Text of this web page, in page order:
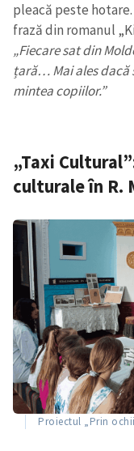
pleacă peste
frază din romanul
„Fiecare sat din
țară… Mai ales dacă
mintea copiilor.”
„Taxi
culturale în R.
Proiectul „Prin